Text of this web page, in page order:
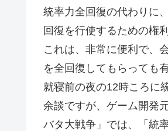
統率力全回復の代わりに
回復を行使するための権
これは、非常に便利で、
を全回復してもらっても
就寝前の夜の12時ころに
余談ですが、ゲーム開発
バタ大戦争」では、「統